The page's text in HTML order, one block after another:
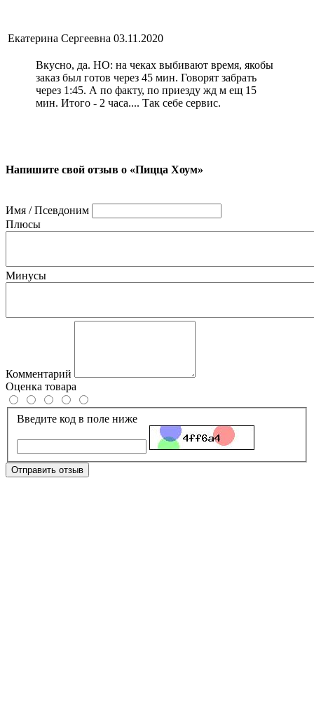
Екатерина Сергеевна 03.11.2020
Вкусно, да. НО: на чеках выбивают время, якобы
заказ был готов через 45 мин. Говорят забрать
через 1:45. А по факту, по приезду жд м ещ 15
мин. Итого - 2 часа.... Так себе сервис.
Напишите свой отзыв о «Пицца Хоум»
Имя / Псевдоним
Плюсы
Минусы
Комментарий
Оценка товара
Введите код в поле ниже
Отправить отзыв